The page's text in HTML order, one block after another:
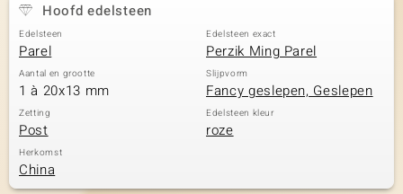
Hoofd edelsteen
Edelsteen
Parel
Edelsteen exact
Perzik Ming Parel
Aantal en grootte
1 à 20x13 mm
Slijpvorm
Fancy geslepen, Geslepen
Zetting
Post
Edelsteen kleur
roze
Herkomst
China